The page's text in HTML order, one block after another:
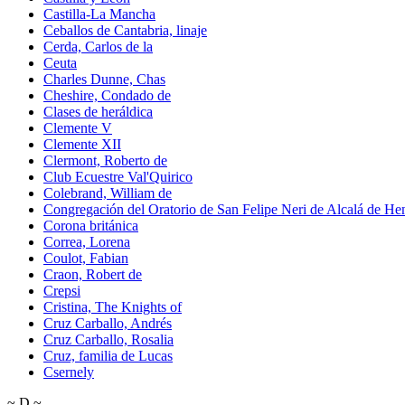
Castilla-La Mancha
Ceballos de Cantabria, linaje
Cerda, Carlos de la
Ceuta
Charles Dunne, Chas
Cheshire, Condado de
Clases de heráldica
Clemente V
Clemente XII
Clermont, Roberto de
Club Ecuestre Val'Quirico
Colebrand, William de
Congregación del Oratorio de San Felipe Neri de Alcalá de
Corona británica
Correa, Lorena
Coulot, Fabian
Craon, Robert de
Crepsi
Cristina, The Knights of
Cruz Carballo, Andrés
Cruz Carballo, Rosalia
Cruz, familia de Lucas
Csernely